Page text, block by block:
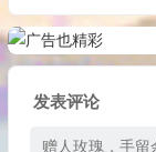
发表评论